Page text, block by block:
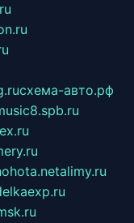
схема-авто.рф
alimy.ru